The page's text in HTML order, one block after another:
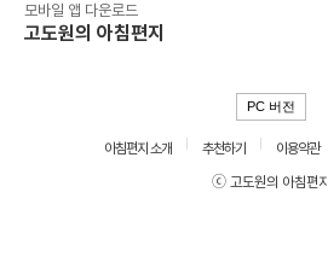
모바일 앱 다운로드
고도원의 아침편지
PC 버전
아침편지 소개 추천하기 이용약관
ⓒ 고도원의 아침편지